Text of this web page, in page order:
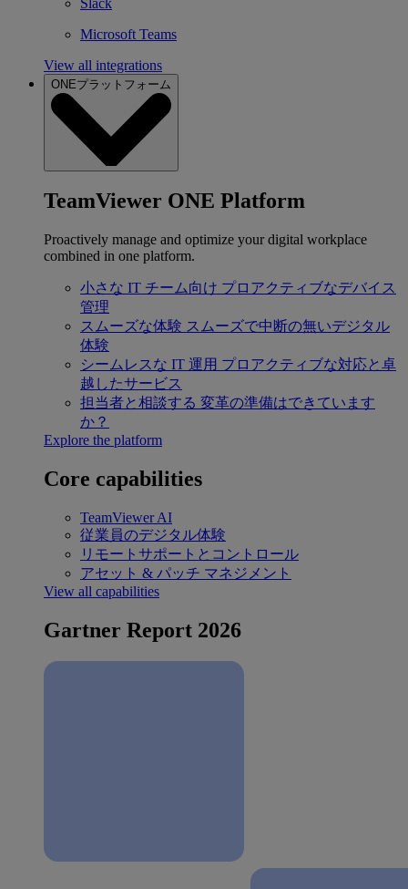
Slack
Microsoft Teams
View all integrations
ONEプラットフォーム
TeamViewer ONE Platform
Proactively manage and optimize your digital workplace
combined in one platform.
小さな IT チーム向け プロアクティブなデバイス
管理
スムーズな体験 スムーズで中断の無いデジタル
体験
シームレスな IT 運用 プロアクティブな対応と卓
越したサービス
担当者と相談する 変革の準備はできています
か？
Explore the platform
Core capabilities
TeamViewer AI
従業員のデジタル体験
リモートサポートとコントロール
アセット & パッチ マネジメント
View all capabilities
Gartner Report 2026